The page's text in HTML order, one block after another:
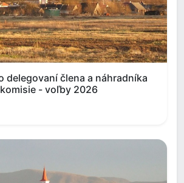
delegovaní člena a náhradníka
- voľby 2026